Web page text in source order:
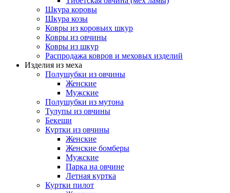
Шкура коровы
Шкура козы
Ковры из коровьих шкур
Ковры из овчины
Ковры из шкур
Распродажа ковров и меховых изделий
Изделия из меха
Полушубки из овчины
Женские
Мужские
Полушубки из мутона
Тулупы из овчины
Бекеши
Куртки из овчины
Женские
Женские бомберы
Мужские
Парка на овчине
Летная куртка
Куртки пилот